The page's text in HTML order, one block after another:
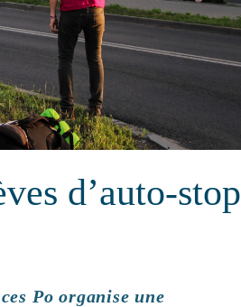
d’auto-stop
Po organise une